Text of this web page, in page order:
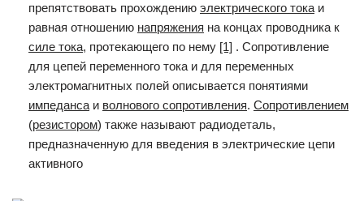
препятствовать прохождению электрического тока и
равная отношению напряжения на концах проводника к
силе тока, протекающего по нему [1] . Сопротивление
для цепей переменного тока и для переменных
электромагнитных полей описывается понятиями
импеданса и волнового сопротивления. Сопротивлением
(резистором) также называют радиодеталь,
предназначенную для введения в электрические цепи
активного